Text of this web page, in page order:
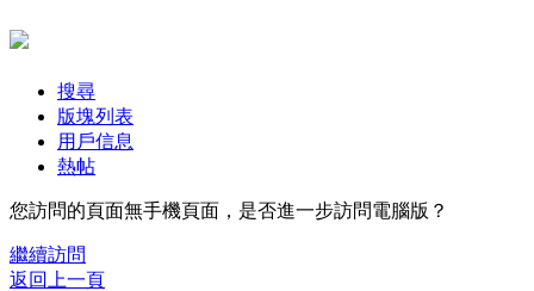
搜尋
版塊列表
用戶信息
熱帖
您訪問的頁面無手機頁面，是否進一步訪問電腦版？
繼續訪問
返回上一頁